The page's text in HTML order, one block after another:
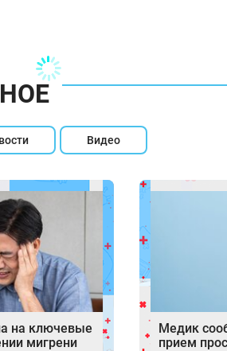
Видео
на ключевые
мигрени
Медик
прием